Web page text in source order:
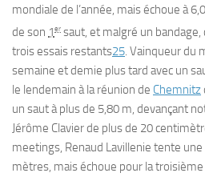
mondiale de l’année, mais échoue à
de son 1er saut, et malgré un
trois essais restants25. Vainqueur du
semaine et demie plus tard avec un
le lendemain à la réunion de Chemnitz
un saut à plus de 5,80 m, devançant
Jérôme Clavier de plus de 20
meetings, Renaud Lavillenie tente
mètres, mais échoue pour la